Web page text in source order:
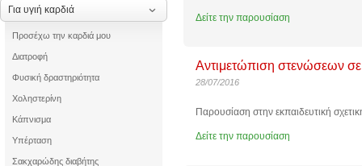
Για υγιή καρδιά
Προσέχω την καρδιά μου
Διατροφή
Φυσική δραστηριότητα
Χοληστερίνη
Κάπνισμα
Υπέρταση
Σακχαρώδης διαβήτης
Δείτε την παρουσίαση
Αντιμετώπιση στενώσεων
28/07/2016
Παρουσίαση στην εκπαιδευτική
Δείτε την παρουσίαση